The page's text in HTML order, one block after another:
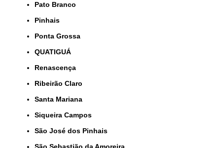
Pato Branco
Pinhais
Ponta Grossa
QUATIGUÁ
Renascença
Ribeirão Claro
Santa Mariana
Siqueira Campos
São José dos Pinhais